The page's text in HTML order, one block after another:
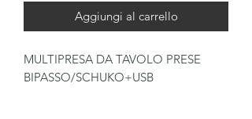
Aggiungi al carrello
MULTIPRESA DA TAVOLO PRESE
BIPASSO/SCHUKO+USB